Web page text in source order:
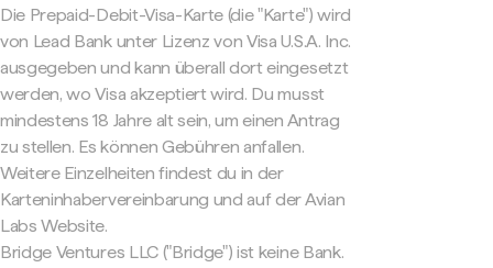
Die Prepaid-Debit-Visa-Karte (die "Karte") wird
von Lead Bank unter Lizenz von Visa U.S.A. Inc.
ausgegeben und kann überall dort eingesetzt
werden, wo Visa akzeptiert wird. Du musst
mindestens 18 Jahre alt sein, um einen Antrag
zu stellen. Es können Gebühren anfallen.
Weitere Einzelheiten findest du in der
Karteninhabervereinbarung und auf der Avian
Labs Website.
Bridge Ventures LLC ("Bridge") ist keine Bank.